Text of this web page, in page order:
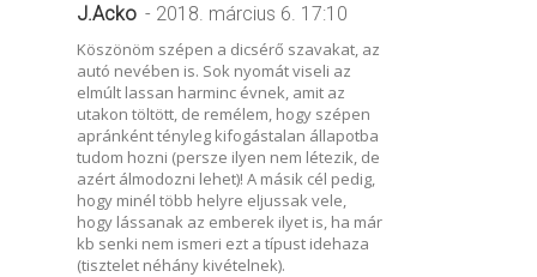
J.Acko - 2018. március 6. 17:10
Köszönöm szépen a dicsérő szavakat, az
autó nevében is. Sok nyomát viseli az
elmúlt lassan harminc évnek, amit az
utakon töltött, de remélem, hogy szépen
apránként tényleg kifogástalan állapotba
tudom hozni (persze ilyen nem létezik, de
azért álmodozni lehet)! A másik cél pedig,
hogy minél több helyre eljussak vele,
hogy lássanak az emberek ilyet is, ha már
kb senki nem ismeri ezt a típust idehaza
(tisztelet néhány kivételnek).